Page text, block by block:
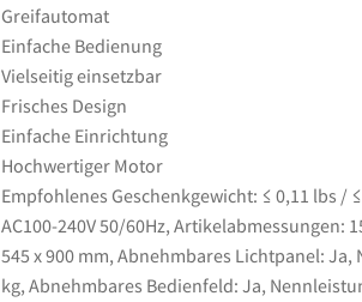
Schwarz-
Lila
Menge
Greifautomat
Einfache Bedienung
Vielseitig einsetzbar
Frisches Design
Einfache Einrichtung
Hochwertiger Motor
Empfohlenes Geschenkgewicht: ≤ 0,11 lbs /
AC100-240V 50/60Hz, Artikelabmessungen:
545 x 900 mm, Abnehmbares Lichtpanel: Ja,
kg, Abnehmbares Bedienfeld: Ja,